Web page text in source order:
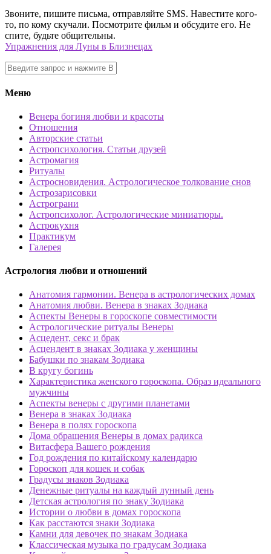
Звоните, пишите письма, отправляйте SMS. Навестите кого-
то, по кому скучали. Посмотрите фильм и обсудите его. Не
спите, будьте общительны.
Упражнения для Луны в Близнецах
Меню
Венера богиня любви и красоты
Отношения
Авторские статьи
Астропсихология. Статьи друзей
Астромагия
Ритуалы
Астросновидения. Астрологическое толкование снов
Астрозарисовки
Астрограни
Астропсихолог. Астрологические миниатюры.
Астрокухня
Практикум
Галерея
Астрология любви и отношений
Анатомия гармонии. Венера в астрологических домах
Анатомия любви. Венера в знаках Зодиака
Аспекты Венеры в гороскопе совместимости
Астрологические ритуалы Венеры
Асцедент, секс и брак
Асцендент в знаках Зодиака у женщины
Бабушки по знакам Зодиака
В кругу богинь
Характеристика женского гороскопа. Образ идеального
мужчины
Аспекты венеры с другими планетами
Венера в знаках Зодиака
Венера в полях гороскопа
Дома обращения Венеры в домах радикса
Витасфера Вашего рождения
Год рождения по китайскому календарю
Гороскоп для кошек и собак
Градусы знаков Зодиака
Денежные ритуалы на каждый лунный день
Детская астрология по знаку Зодиака
Истории о любви в домах гороскопа
Как расстаются знаки Зодиака
Камни для девочек по знакам Зодиака
Классическая музыка по градусам Зодиака